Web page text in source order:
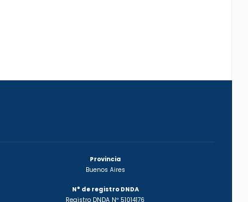
Provincia
Buenos Aires
N° de registro DNDA
Registro DNDA Nº 51014176